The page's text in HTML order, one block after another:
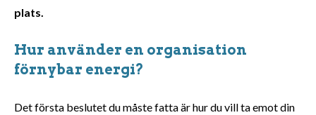
plats.
Hur använder en organisation
förnybar energi?
Det första beslutet du måste fatta är hur du vill ta emot din